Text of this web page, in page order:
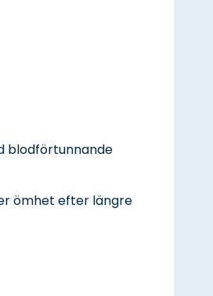
blodförtunnande
ömhet efter längre